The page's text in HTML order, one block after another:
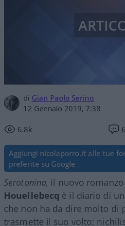
di Gian Paolo Serino
12 Gennaio 2019, 7:38
6.8k 6
Aggiungi nicolaporro.it alle tue
preferite su Google
Serotonina, il nuovo romanzo
Houellebecq è il diario di
che non ha da dire molto di
trasmette il suo volto: